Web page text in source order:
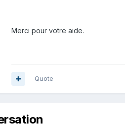
Merci pour votre aide.
Quote